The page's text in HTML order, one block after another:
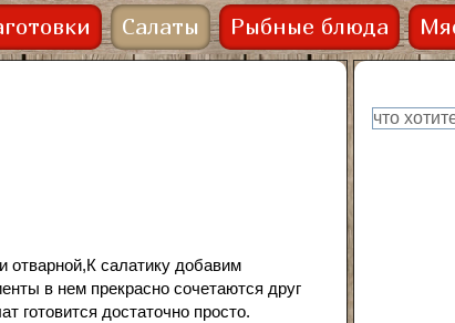
Салаты Рыбные блюда
отварной,К салатику добавим
в нем прекрасно сочетаются друг
готовится достаточно просто.